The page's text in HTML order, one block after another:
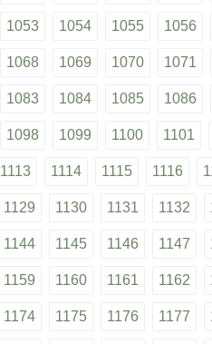
1053 1054 1055 1056
1068 1069 1070 1071
1083 1084 1085 1086
1098 1099 1100 1101
1113 1114 1115 1116
1129 1130 1131 1132
1144 1145 1146 1147
1159 1160 1161 1162
1174 1175 1176 1177